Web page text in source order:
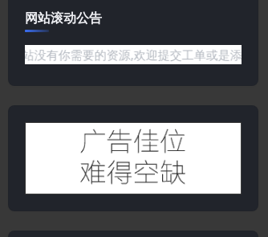
网站滚动公告
需要的资源,欢迎提交工单或是添加客服微信